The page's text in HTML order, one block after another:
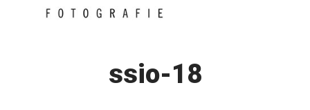
ssio-18